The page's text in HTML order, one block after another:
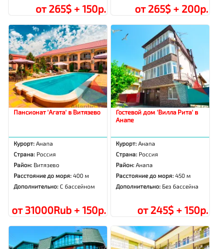
от 265$ + 150р. от 265$ + 200р.
Пансионат 'Агата' в Витязево
Курорт:Анапа
Страна: Россия
Район: Витязево
Расстояние до моря:400 м
Дополнительно:С бассейном
от 31000Rub + 150р.
Гостевой дом 'Вилла Рита' в
Анапе
Курорт:Анапа
Страна: Россия
Район:Анапа
Расстояние до моря:450 м
Дополнительно: Без бассейна
от 245$ + 150р.